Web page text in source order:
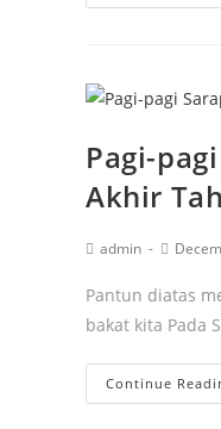
Pagi-
Akhir
admin
Pantun diatas
bakat kita Pada
Continue